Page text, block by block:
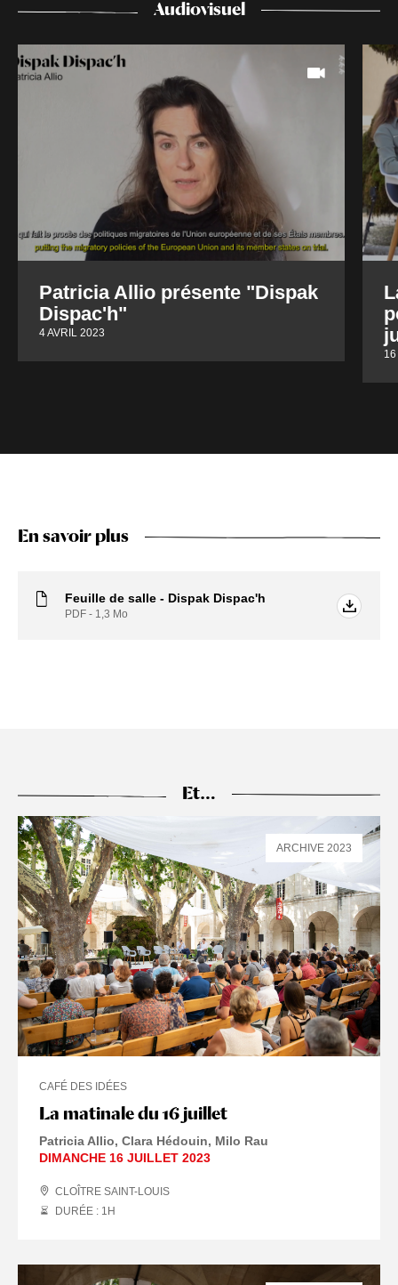
Audiovisuel
Patricia Allio présente "Dispak
Dispac'h"
4 AVRIL 2023
En savoir plus
Feuille de salle - Dispak Dispac'h
PDF - 1,3 Mo
Et…
La matinale du 16 juillet
CAFÉ DES IDÉES
Patricia Allio, Clara Hédouin, Milo Rau
DIMANCHE 16 JUILLET 2023
CLOÎTRE SAINT-LOUIS
DURÉE : 1 H
ARCHIVE 2023